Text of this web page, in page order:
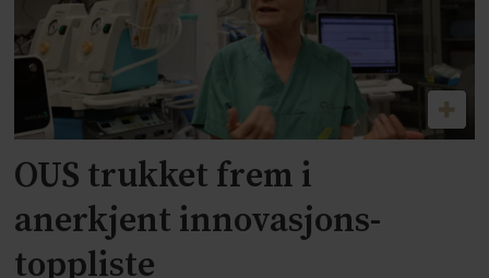
OUS trukket frem i
anerkjent innovasjons-
toppliste